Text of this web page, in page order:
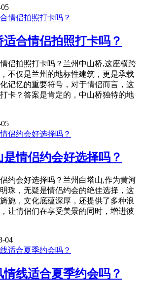
合情侣拍照打卡吗？
侣拍照打卡吗？兰州中山桥,这座横跨
不仅是兰州的地标性建筑，更是承载
记忆的重要符号，对于情侣而言，这
卡？答案是肯定的，中山桥独特的地
情侣约会好选择吗？
约会好选择吗？兰州白塔山,作为黄河
珠，无疑是情侣约会的绝佳选择，这
旎，文化底蕴深厚，还提供了多种浪
让情侣们在享受美景的同时，增进彼
04
线适合夏季约会吗？